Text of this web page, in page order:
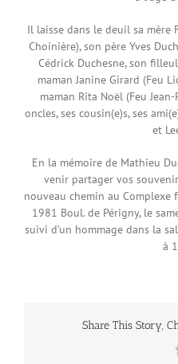
Il laisse dans le deuilsa mère
Choinière), son père Yves
Cédrick Duchesne, son
maman Janine Girard (Feu
maman Rita Noël (Feu
oncles, ses cousin(e)s, ses
et
En la mémoire de Mathieu
venir partager vos
nouveau chemin au Complexe
1981 Boul. de Périgny, le
suivi d’un hommage dans la
à
Share This Story,